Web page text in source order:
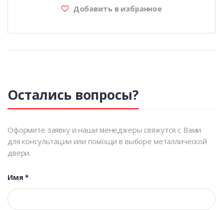
Добавить в избранное
Остались вопросы?
Оформите заявку и наши менеджеры свяжутся с Вами
для консультации или помощи в выборе металлической
двери.
Имя*